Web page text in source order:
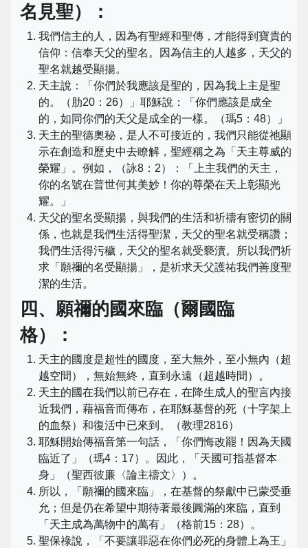
名見聖）：
我們信主的人，因為有聖經和聖傳，才能得到寶貴的
信仰：信奉天父的聖名。因為信主的人越多，天父的
聖名就越受顯揚。
天主說：「你們於我應該是聖的，因為我上主是聖
的。（肋20：26）」耶穌說：「你們應該是成全
的，如同你們的天父是成全的一樣。（瑪5：48）」
天主的聖德奧秘，是人不可接近的，我們只能從祂顯
示在創造和歷史中去瞭解，聖經稱之為「天主尊威的
榮耀」。例如，（詠8：2）：「上主我們的天主，
你的名號在普世何其美妙！你的尊榮在天上彰顯光
耀。」
天父的聖名受顯揚，與我們的生活和祈禱有密切的關
係，也就是我們生活得聖潔，天父的聖名就受稱讚；
我們生活得污穢，天父的聖名就受褻瀆。所以我們祈
求「願禰的名受顯揚」，是祈求天父護祐我們善度聖
潔的生活。
四、願禰的國來臨（爾國臨
格）：
天主的國度是超性的國度，至大無外，至小無內（超
越空間），無始無終，直到永遠（超越時間）。
天主的國在我們以前已存在，在降生成人的聖言內接
近我們，藉福音而傳布，在耶穌基督的死（十字架上
的血祭）和復活中已來到。（教理2816）
耶穌開始傳福音第一句話，「你們悔改罷！因為天國
臨近了」（瑪4：17）。因此，「天國可指基督本
身」（聖西彼廉〈論主禱文〉）。
所以，「願禰的國來臨」，在基督的祭獻中已蒙受垂
允；但是仍在希望中期待著最後圓滿的來臨，直到
「天主成為萬物中的萬有」（格前15：28）。
聖保祿說，「不要讓罪惡在你們必死的身體上為王」